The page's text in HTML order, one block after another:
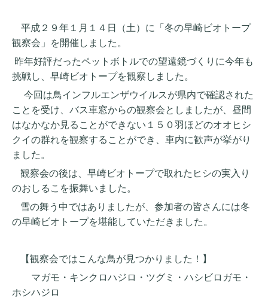
平成２９年１月１４日（土）に「冬の早崎ビオトープ
観察会」を開催しました。
昨年好評だったペットボトルでの望遠鏡づくりに今年も
挑戦し、早崎ビオトープを観察しました。
今回は鳥インフルエンザウイルスが県内で確認された
ことを受け、バス車窓からの観察会としましたが、昼間
はなかなか見ることができない１５０羽ほどのオオヒシ
クイの群れを観察することができ、車内に歓声が挙がり
ました。
観察会の後は、早崎ビオトープで取れたヒシの実入り
のおしるこを振舞いました。
雪の舞う中ではありましたが、参加者の皆さんには冬
の早崎ビオトープを堪能していただきました。
【観察会ではこんな鳥が見つかりました！】
マガモ・キンクロハジロ・ツグミ・ハシビロガモ・
ホシハジロ